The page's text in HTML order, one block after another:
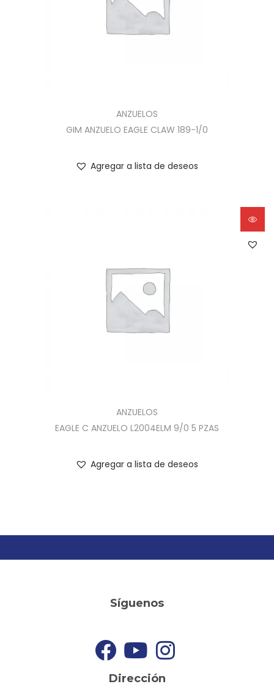
ANZUELOS
GIM ANZUELO EAGLE CLAW 189-1/0
Agregar a lista de deseos
ANZUELOS
EAGLE C ANZUELO L2004ELM 9/0 5 PZAS
Agregar a lista de deseos
Síguenos
Dirección